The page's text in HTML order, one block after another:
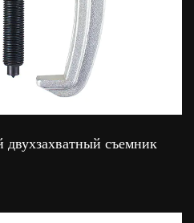
съемник